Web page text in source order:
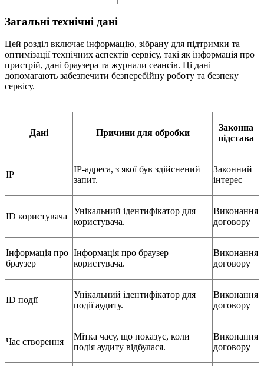
Загальні технічні дані
Цей розділ включає інформацію, зібрану для підтримки та
оптимізації технічних аспектів сервісу, такі як інформація про
пристрій, дані браузера та журнали сеансів. Ці дані
допомагають забезпечити безперебійну роботу та безпеку
сервісу.
Дані Причини для обробки
Законна
підстава
IP
IP-адреса, з якої був здійснений
запит.
Законний
інтерес
ID користувача
Унікальний ідентифікатор для
користувача.
Виконання
договору
Інформація про
браузер
Інформація про браузер
користувача.
Виконання
договору
ID події
Унікальний ідентифікатор для
події аудиту.
Виконання
договору
Час створення
Мітка часу, що показує, коли
подія аудиту відбулася.
Виконання
договору